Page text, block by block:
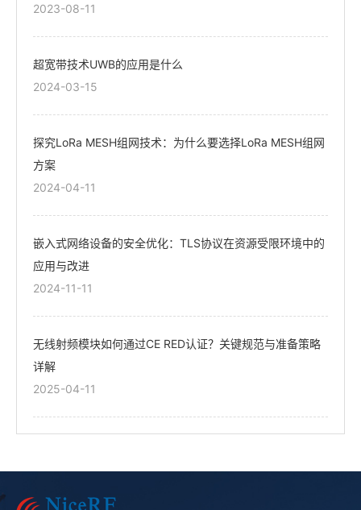
2023-08-11
超宽带技术UWB的应用是什么
2024-03-15
探究LoRa MESH组网技术：为什么要选择LoRa MESH组网
方案
2024-04-11
嵌入式网络设备的安全优化：TLS协议在资源受限环境中的
应用与改进
2024-11-11
无线射频模块如何通过CE RED认证？关键规范与准备策略
详解
2025-04-11